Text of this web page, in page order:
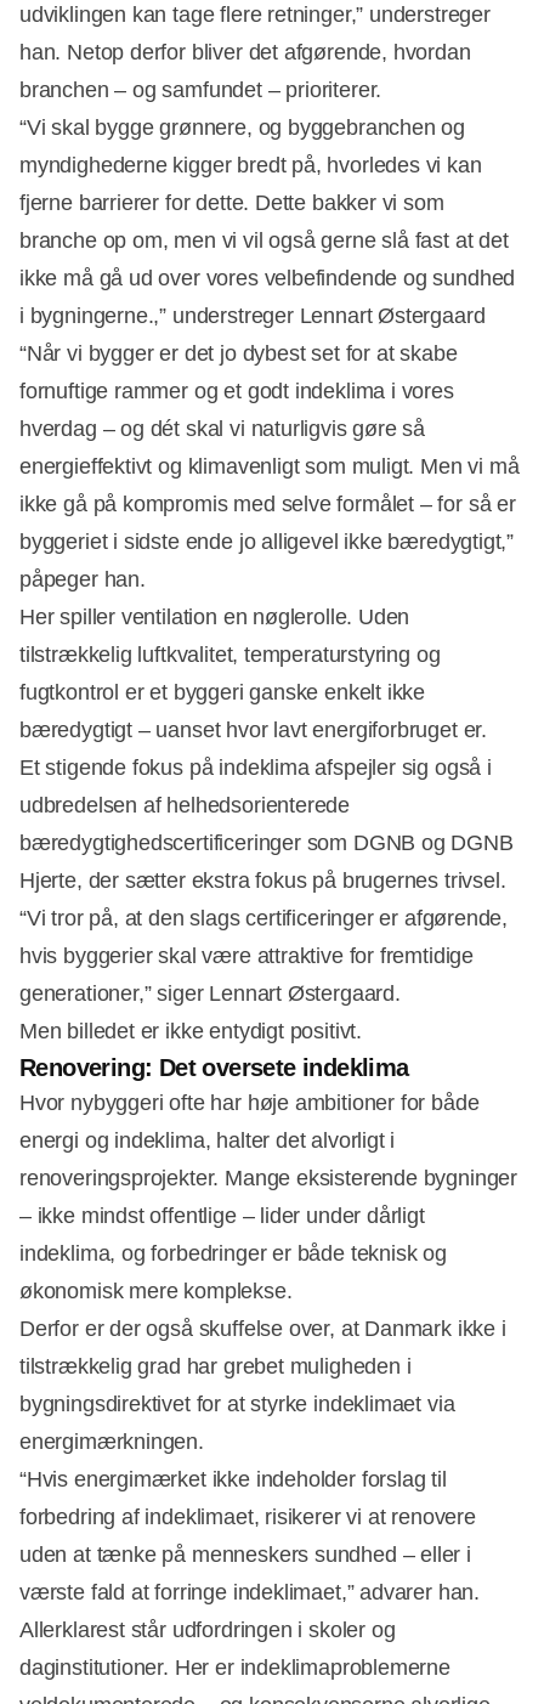
udviklingen kan tage flere retninger,” understreger
han. Netop derfor bliver det afgørende, hvordan
branchen – og samfundet – prioriterer.
Annonce
“Vi skal bygge grønnere, og byggebranchen og
myndighederne kigger bredt på, hvorledes vi kan
fjerne barrierer for dette. Dette bakker vi som
branche op om, men vi vil også gerne slå fast at det
ikke må gå ud over vores velbefindende og sundhed
i bygningerne.,” understreger Lennart Østergaard
“Når vi bygger er det jo dybest set for at skabe
fornuftige rammer og et godt indeklima i vores
hverdag – og dét skal vi naturligvis gøre så
energieffektivt og klimavenligt som muligt. Men vi må
ikke gå på kompromis med selve formålet – for så er
byggeriet i sidste ende jo alligevel ikke bæredygtigt,”
påpeger han.
Her spiller ventilation en nøglerolle. Uden
tilstrækkelig luftkvalitet, temperaturstyring og
fugtkontrol er et byggeri ganske enkelt ikke
bæredygtigt – uanset hvor lavt energiforbruget er.
Et stigende fokus på indeklima afspejler sig også i
udbredelsen af helhedsorienterede
bæredygtighedscertificeringer som DGNB og DGNB
Hjerte, der sætter ekstra fokus på brugernes trivsel.
“Vi tror på, at den slags certificeringer er afgørende,
hvis byggerier skal være attraktive for fremtidige
generationer,” siger Lennart Østergaard.
Men billedet er ikke entydigt positivt.
Renovering: Det oversete indeklima
Hvor nybyggeri ofte har høje ambitioner for både
energi og indeklima, halter det alvorligt i
renoveringsprojekter. Mange eksisterende bygninger
– ikke mindst offentlige – lider under dårligt
indeklima, og forbedringer er både teknisk og
økonomisk mere komplekse.
Derfor er der også skuffelse over, at Danmark ikke i
tilstrækkelig grad har grebet muligheden i
bygningsdirektivet for at styrke indeklimaet via
energimærkningen.
“Hvis energimærket ikke indeholder forslag til
forbedring af indeklimaet, risikerer vi at renovere
uden at tænke på menneskers sundhed – eller i
værste fald at forringe indeklimaet,” advarer han.
Allerklarest står udfordringen i skoler og
daginstitutioner. Her er indeklimaproblemerne